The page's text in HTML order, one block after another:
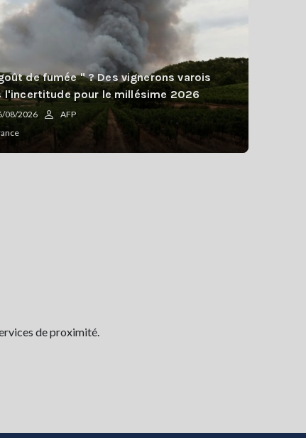
de fumée " ? Des vignerons varois
l'incertitude pour le millésime 2026
08/2026
AFP
de proximité.